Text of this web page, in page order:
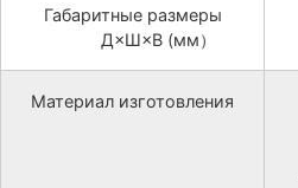
Габаритные размеры
Д×Ш×В (мм）
Материал изготовления